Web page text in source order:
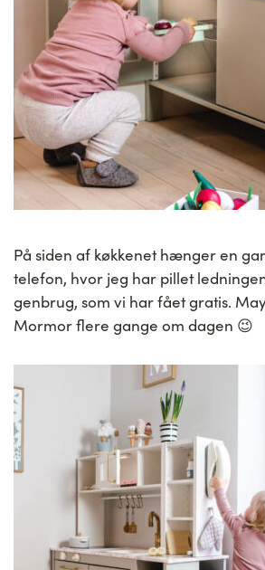
På siden af køkkenet hænger en
telefon, hvor jeg har pillet
genbrug, som vi har fået gratis.
Mormor flere gange om dagen 😉